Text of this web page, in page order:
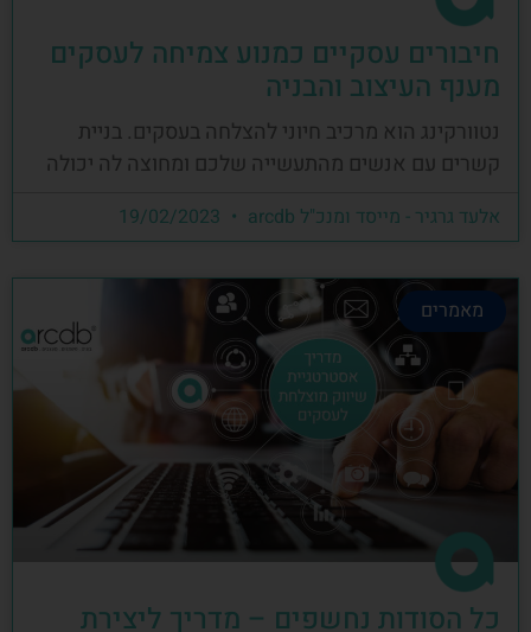
חיבורים עסקיים כמנוע צמיחה לעסקים
מענף העיצוב והבניה
נטוורקינג הוא מרכיב חיוני להצלחה בעסקים. בניית
קשרים עם אנשים מהתעשייה שלכם ומחוצה לה יכולה
אלעד גרגיר - מייסד ומנכ"ל arcdb
מאמרים
כל הסודות נחשפים – מדריך ליצירת